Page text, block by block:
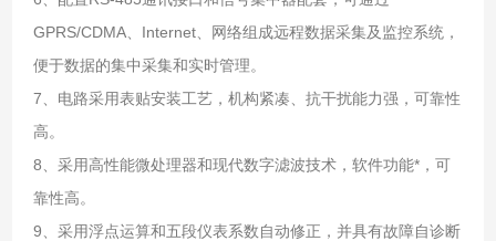
GPRS/CDMA、Internet、网络组成远程数据采集及监控系统，
便于数据的集中采集和实时管理。
7、电路采用表贴安装工艺，机构紧凑、抗干扰能力强，可靠性
高。
8、采用高性能微处理器和现代数字滤波技术，软件功能*，可
靠性高。
9、采用浮点运算和五段仪表系数自动修正，并具有故障自诊断